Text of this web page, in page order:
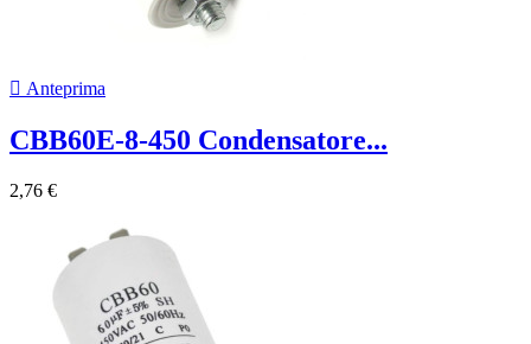
 Anteprima
CBB60E-8-450 Condensatore...
2,76 €